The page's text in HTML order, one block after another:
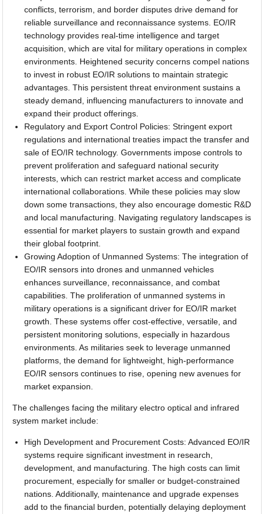
conflicts, terrorism, and border disputes drive demand for
reliable surveillance and reconnaissance systems. EO/IR
technology provides real-time intelligence and target
acquisition, which are vital for military operations in complex
environments. Heightened security concerns compel nations
to invest in robust EO/IR solutions to maintain strategic
advantages. This persistent threat environment sustains a
steady demand, influencing manufacturers to innovate and
expand their product offerings.
Regulatory and Export Control Policies: Stringent export
regulations and international treaties impact the transfer and
sale of EO/IR technology. Governments impose controls to
prevent proliferation and safeguard national security
interests, which can restrict market access and complicate
international collaborations. While these policies may slow
down some transactions, they also encourage domestic R&D
and local manufacturing. Navigating regulatory landscapes is
essential for market players to sustain growth and expand
their global footprint.
Growing Adoption of Unmanned Systems: The integration of
EO/IR sensors into drones and unmanned vehicles
enhances surveillance, reconnaissance, and combat
capabilities. The proliferation of unmanned systems in
military operations is a significant driver for EO/IR market
growth. These systems offer cost-effective, versatile, and
persistent monitoring solutions, especially in hazardous
environments. As militaries seek to leverage unmanned
platforms, the demand for lightweight, high-performance
EO/IR sensors continues to rise, opening new avenues for
market expansion.
The challenges facing the military electro optical and infrared
system market include:
High Development and Procurement Costs: Advanced EO/IR
systems require significant investment in research,
development, and manufacturing. The high costs can limit
procurement, especially for smaller or budget-constrained
nations. Additionally, maintenance and upgrade expenses
add to the financial burden, potentially delaying deployment